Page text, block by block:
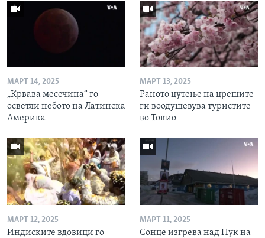
МАРТ 14, 2025
„Крвава месечина“ го
осветли небото на Латинска
Америка
МАРТ 13, 2025
Раното цутење на црешите
ги воодушевува туристите
во Токио
МАРТ 12, 2025
Индиските вдовици го
МАРТ 11, 2025
Сонце изгрева над Нук на